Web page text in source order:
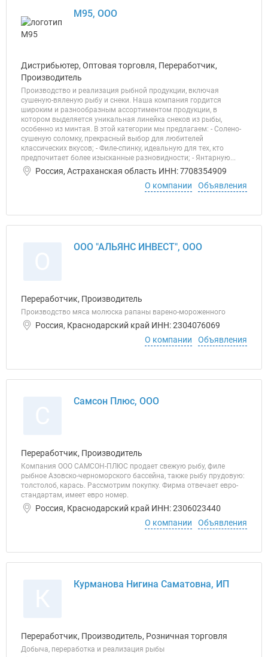
М95, ООО
Дистрибьютер, Оптовая торговля, Переработчик,
Производитель
Производство и реализация рыбной продукции, включая
сушеную-вяленую рыбу и снеки. Наша компания гордится
широким и разнообразным ассортиментом продукции, в
котором выделяется уникальная линейка снеков из рыбы,
особенно из минтая. В этой категории мы предлагаем: - Солено-
сушеную соломку, прекрасный выбор для любителей
классических вкусов; - Филе-спинку, идеальную для тех, кто
предпочитает более изысканные разновидности; - Янтарную...
Россия, Астраханская область ИНН: 7708354909
О компании
Объявления
ООО "АЛЬЯНС ИНВЕСТ", ООО
Переработчик, Производитель
Производство мяса молюска рапаны варено-мороженного
Россия, Краснодарский край ИНН: 2304076069
О компании
Объявления
Самсон Плюс, ООО
Переработчик, Производитель
Компания ООО САМСОН-ПЛЮС продает свежую рыбу, филе
рыбное Азовско-черноморского бассейна, также рыбу прудовую:
толстолоб, карась. Рассмотрим покупку. Фирма отвечает евро-
стандартам, имеет евро номер.
Россия, Краснодарский край ИНН: 2306023440
О компании
Объявления
Курманова Нигина Саматовна, ИП
Переработчик, Производитель, Розничная торговля
Добыча, переработка и реализация рыбы